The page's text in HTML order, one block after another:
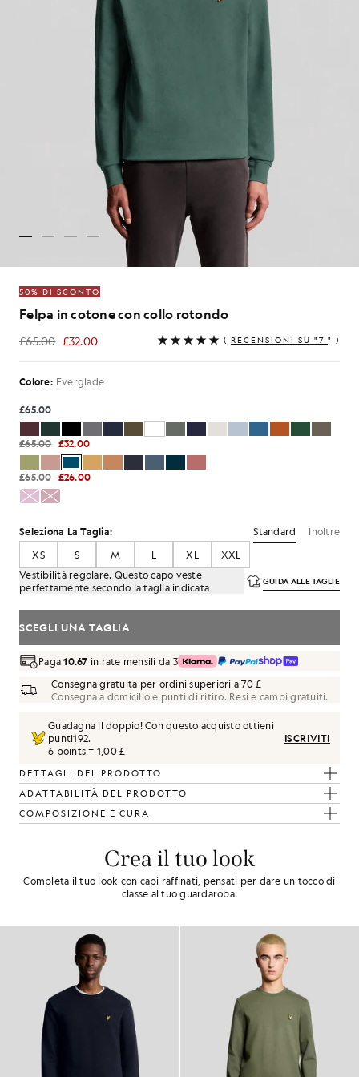
50% DI SCONTO
Felpa in cotone con collo rotondo
£65.00 £32.00
£32.00 ( RECENSIONI SU "7 " )
Colore: Everglade
£65.00
£65.00 £32.00
£65.00 £26.00
Seleziona La Taglia: Standard
Inoltre
XS
S M L XL
XXL
Vestibilità regolare. Questo capo veste
perfettamente secondo la taglia indicata
GUIDA ALLE TAGLIE
SCEGLI UNA TAGLIA
Paga10.67 in rate mensili da 3
Consegna gratuita per ordini superiori a 70 £
Consegna a domicilio e punti di ritiro. Resi e cambi gratuiti.
Guadagna il doppio! Con questo acquisto ottieni
punti192.
6 points = 1,00 £
ISCRIVITI
DETTAGLI DEL PRODOTTO
ADATTABILITÀ DEL PRODOTTO
COMPOSIZIONE E CURA
Crea il tuo look
Completa il tuo look con capi raffinati, pensati per dare un tocco di
classe al tuo guardaroba.